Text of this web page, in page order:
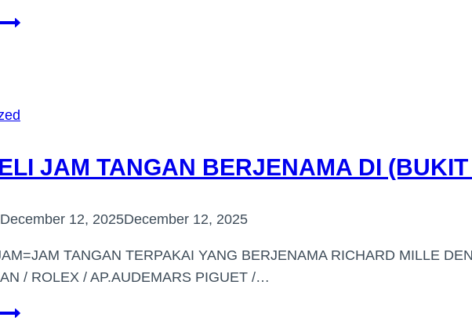
JAM TANGAN BERJENAMA DI
December 12, 2025December 12, 2025
TANGAN TERPAKAI YANG BERJENAMA RICHARD MILLE
/ ROLEX / AP.AUDEMARS PIGUET /…